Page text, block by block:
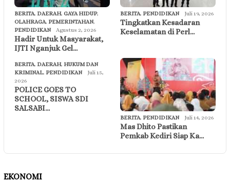
BERITA, DAERAH, GAYA HIDUP,
OLAHRAGA, PEMERINTAHAN,
PENDIDIKAN
Agustus 2, 2026
Hadir Untuk Masyarakat,
IJTI Nganjuk Gel…
BERITA, PENDIDIKAN Juli 19, 2026
Tingkatkan Kesadaran
Keselamatan di Perl…
BERITA, DAERAH, HUKUM DAN
KRIMINAL, PENDIDIKAN
Juli 15,
2026
POLICE GOES TO
SCHOOL, SISWA SDI
SALSABI…
BERITA, PENDIDIKAN Juli 14, 2026
Mas Dhito Pastikan
Pemkab Kediri Siap Ka…
EKONOMI